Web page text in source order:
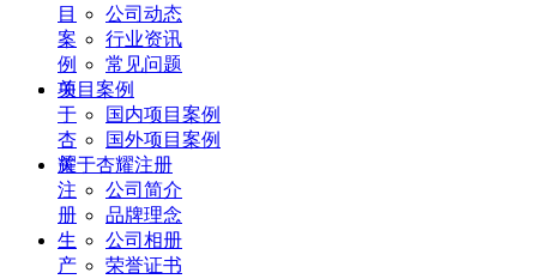
目
案
例
关
于
杏
耀
注
册
生
产
公司动态
行业资讯
常见问题
项目案例
国内项目案例
国外项目案例
关于杏耀注册
公司简介
品牌理念
公司相册
荣誉证书